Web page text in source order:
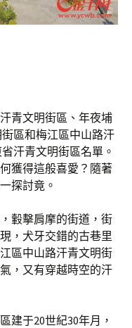
青文明街區、年夜埔
區和梅江區中山路汗
汗青文明街區名單。
獲得這般喜愛？隨著
探討竟。
轂擊肩摩的街道，街
，犬牙交錯的古巷里
區中山路汗青文明街
，又有穿越時空的汗
建于20世紀30年月，